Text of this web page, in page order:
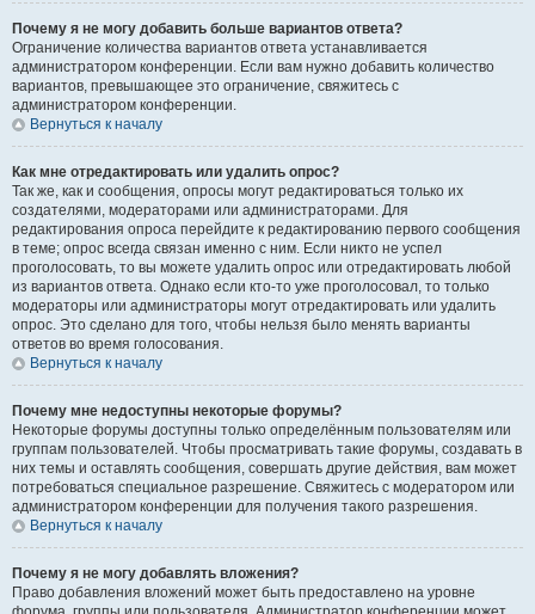
Почему я не могу добавить больше вариантов ответа?
Ограничение количества вариантов ответа устанавливается
администратором конференции. Если вам нужно добавить количество
вариантов, превышающее это ограничение, свяжитесь с
администратором конференции.
Вернуться к началу
Как мне отредактировать или удалить опрос?
Так же, как и сообщения, опросы могут редактироваться только их
создателями, модераторами или администраторами. Для
редактирования опроса перейдите к редактированию первого сообщения
в теме; опрос всегда связан именно с ним. Если никто не успел
проголосовать, то вы можете удалить опрос или отредактировать любой
из вариантов ответа. Однако если кто-то уже проголосовал, то только
модераторы или администраторы могут отредактировать или удалить
опрос. Это сделано для того, чтобы нельзя было менять варианты
ответов во время голосования.
Вернуться к началу
Почему мне недоступны некоторые форумы?
Некоторые форумы доступны только определённым пользователям или
группам пользователей. Чтобы просматривать такие форумы, создавать в
них темы и оставлять сообщения, совершать другие действия, вам может
потребоваться специальное разрешение. Свяжитесь с модератором или
администратором конференции для получения такого разрешения.
Вернуться к началу
Почему я не могу добавлять вложения?
Право добавления вложений может быть предоставлено на уровне